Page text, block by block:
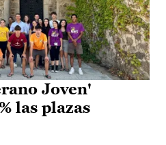
Joven'
las plazas